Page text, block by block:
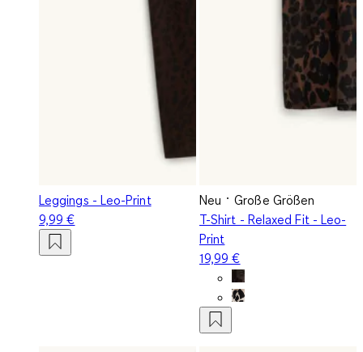
Leggings - Leo-Print
9,99 €
Neu
Große Größen
T-Shirt - Relaxed Fit - Leo-
Print
19,99 €